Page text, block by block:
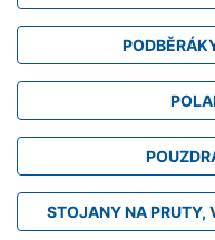
STOJANY NA PRUTY,